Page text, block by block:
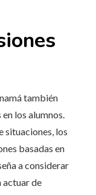
también
los alumnos.
situaciones, los
basadas en
a considerar
actuar de